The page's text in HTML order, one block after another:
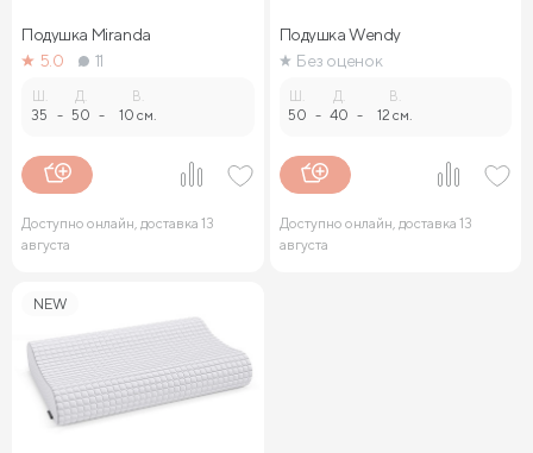
Подушка Miranda
5.0
11
Ш.
35 -
Д.
50 -
В.
10 см.
Доступно онлайн, доставка 13
августа
Подушка Wendy
Без оценок
Ш.
50 -
Д.
40 -
В.
12 см.
Доступно онлайн, доставка 13
августа
NEW